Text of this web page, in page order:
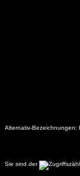
Alternativ-Bezeichnungen:
Sie sind der